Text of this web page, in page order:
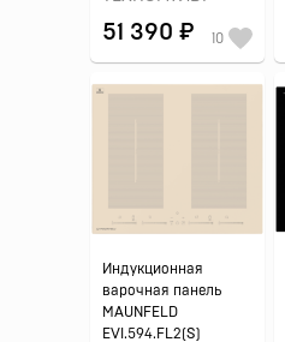
51 390 ₽ 10
Индукционная
варочная панель
MAUNFELD
EVI.594.FL2(S)